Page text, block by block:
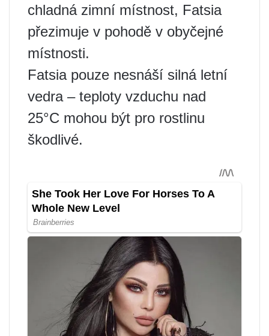
chladná zimní místnost, Fatsia
přezimuje v pohodě v obyčejné
místnosti.
Fatsia pouze nesnáší silná letní
vedra – teploty vzduchu nad
25°C mohou být pro rostlinu
škodlivé.